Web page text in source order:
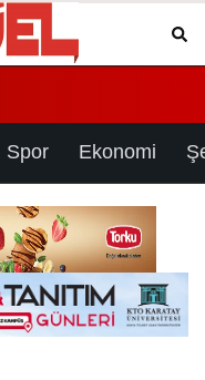
Spor Ekonomi